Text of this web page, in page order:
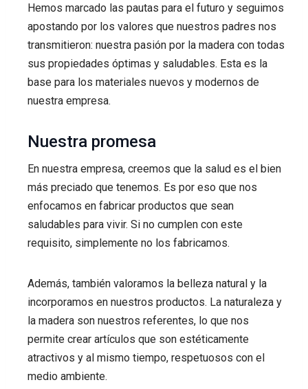
Hemos marcado las pautas para el futuro y seguimos
apostando por los valores que nuestros padres nos
transmitieron: nuestra pasión por la madera con todas
sus propiedades óptimas y saludables. Esta es la
base para los materiales nuevos y modernos de
nuestra empresa.
Nuestra promesa
En nuestra empresa, creemos que la salud es el bien
más preciado que tenemos. Es por eso que nos
enfocamos en fabricar productos que sean
saludables para vivir. Si no cumplen con este
requisito, simplemente no los fabricamos.
Además, también valoramos la belleza natural y la
incorporamos en nuestros productos. La naturaleza y
la madera son nuestros referentes, lo que nos
permite crear artículos que son estéticamente
atractivos y al mismo tiempo, respetuosos con el
medio ambiente.